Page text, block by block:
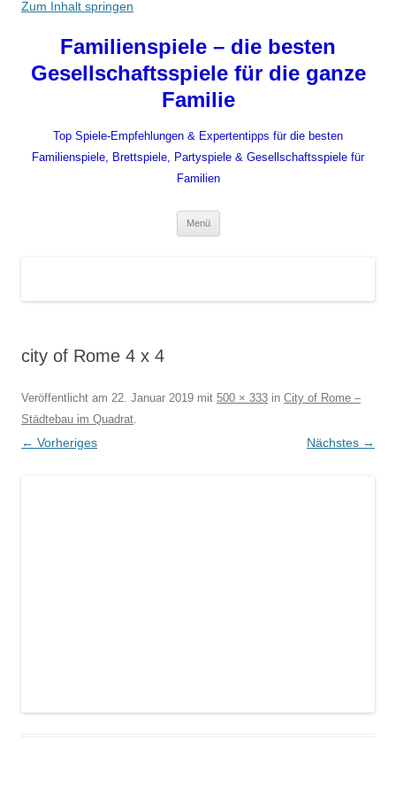
Zum Inhalt springen
Familienspiele – die besten
Gesellschaftsspiele für die ganze
Familie
Top Spiele-Empfehlungen & Expertentipps für die besten
Familienspiele, Brettspiele, Partyspiele & Gesellschaftsspiele für
Familien
Menü
city of Rome 4 x 4
Veröffentlicht am 22. Januar 2019 mit 500 × 333 in City of Rome –
Städtebau im Quadrat.
← Vorheriges Nächstes →